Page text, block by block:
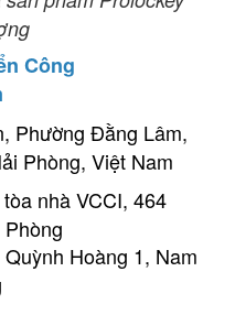
Công
Phường Đằng Lâm,
Phòng, Việt Nam
nhà VCCI, 464
Hoàng 1, Nam